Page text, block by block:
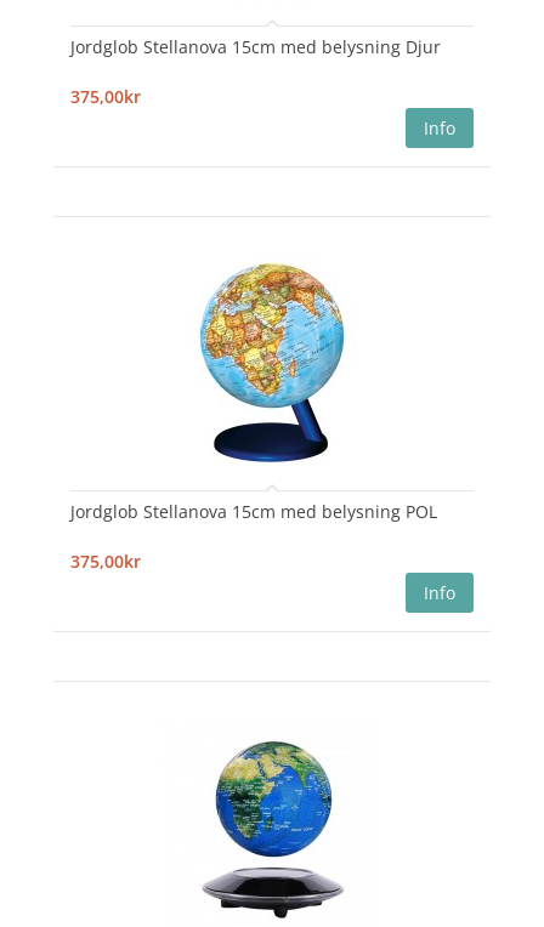
Jordglob Stellanova 15cm med belysning Djur
375,00kr
Jordglob Stellanova 15cm med belysning POL
375,00kr